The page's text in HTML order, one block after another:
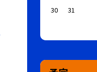
30
31